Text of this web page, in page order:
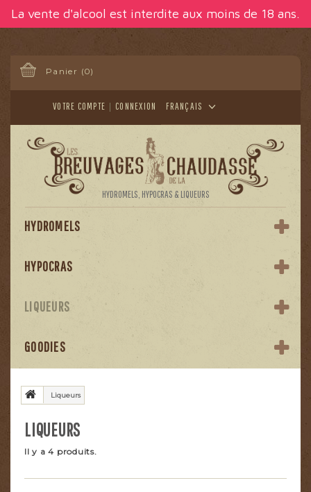
La vente d'alcool est interdite aux moins de 18 ans.
Panier (0)
FRANÇAIS
CONNEXION
VOTRE COMPTE
HYDROMELS, HYPOCRAS & LIQUEURS
HYDROMELS
HYPOCRAS
LIQUEURS
GOODIES
Liqueurs
LIQUEURS
Il y a 4 produits.
Panneau de gestion des cookies